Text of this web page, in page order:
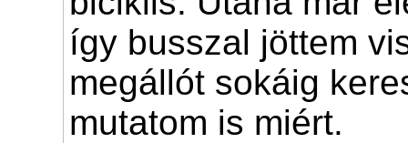
így busszal jöttem
megállót sokáig
mutatom is miért.